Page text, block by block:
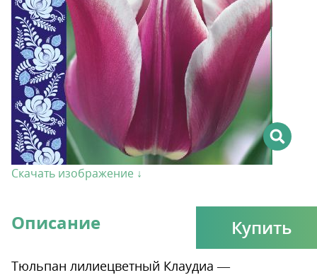
Скачать изображение ↓
Купить
Описание
Тюльпан лилиецветный Клаудиа —